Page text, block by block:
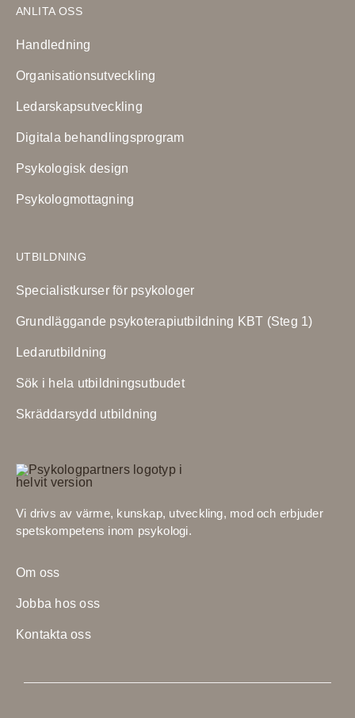
ANLITA OSS
Handledning
Organisationsutveckling
Ledarskapsutveckling
Digitala behandlingsprogram
Psykologisk design
Psykologmottagning
UTBILDNING
Specialistkurser för psykologer
Grundläggande psykoterapiutbildning KBT (Steg 1)
Ledarutbildning
Sök i hela utbildningsutbudet
Skräddarsydd utbildning
Vi drivs av värme, kunskap, utveckling, mod och erbjuder
spetskompetens inom psykologi.
Om oss
Jobba hos oss
Kontakta oss